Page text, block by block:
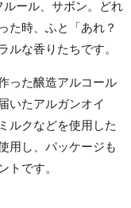
ール、サボン。どれ
た時、ふと「あれ？
ルな香りたちです。
った醸造アルコール
いたアルガンオイ
ルクなどを使用した
用し、パッケージも
トです。